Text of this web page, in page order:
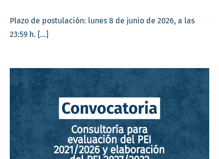
Plazo de postulación: lunes 8 de junio de 2026, a las
23:59 h. […]